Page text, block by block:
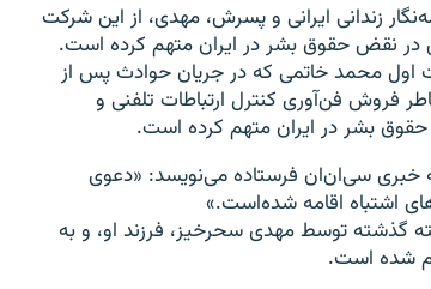
زندانی ایرانی و پسرش، مهدی، از این شرکت
در نقض حقوق بشر در ایران متهم کرده است.
اول محمد خاتمی که در جریان حوادث پس از
فروش فن‌آوری کنترل ارتباطات تلفنی و
بشر در ایران متهم کرده ‌است.
خبری سی‌ان‌ان فرستاده می‌نویسد: «دعوی
اشتباه اقامه شده‌است.»
گذشته توسط مهدی سحرخیز، فرزند او، و به